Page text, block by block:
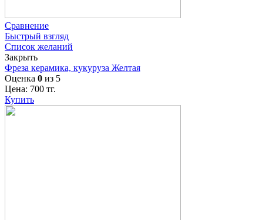
Сравнение
Быстрый взгляд
Список желаний
Закрыть
Фреза керамика, кукуруза Желтая
Оценка 0 из 5
Цена: 700 тг.
Купить